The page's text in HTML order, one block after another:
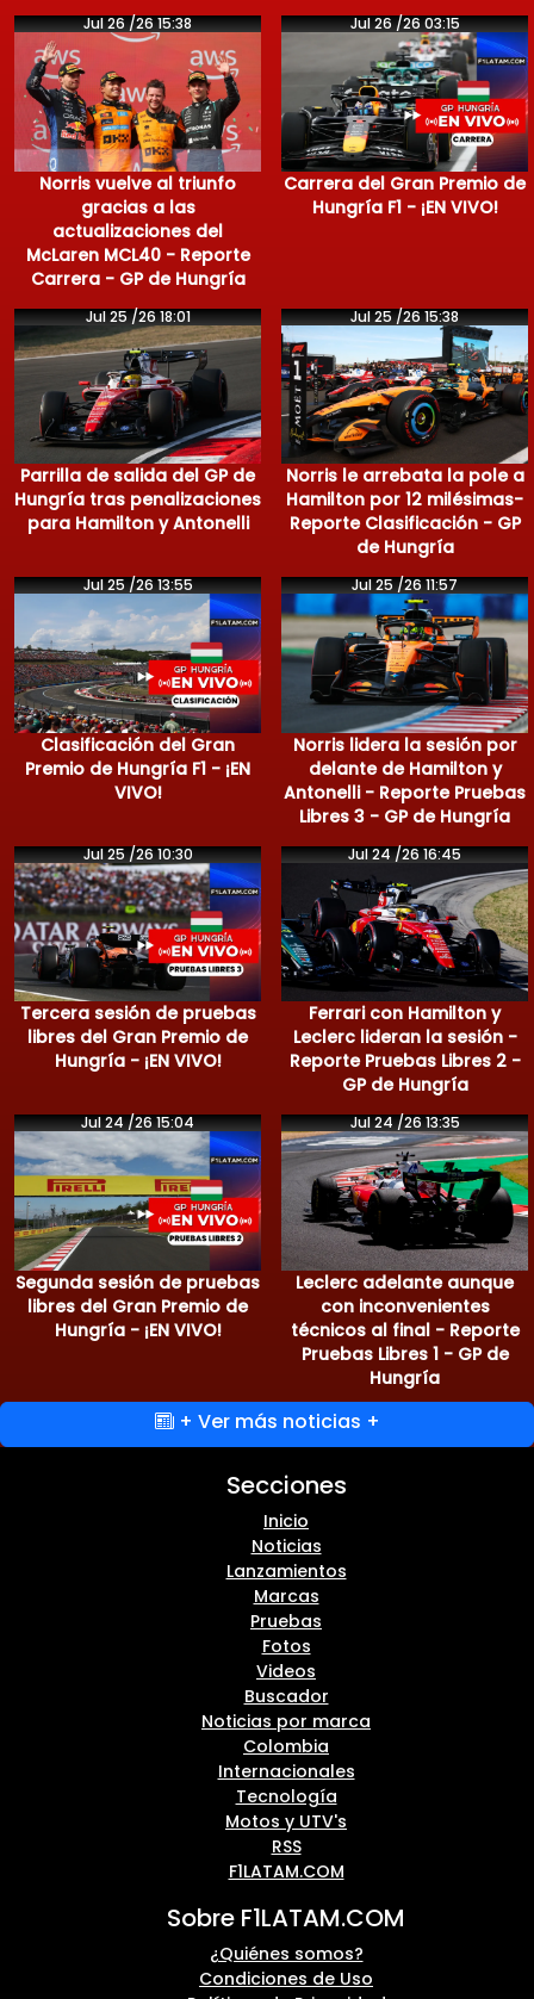
Jul 26 /26 15:38
Norris vuelve al triunfo
gracias a las
actualizaciones del
McLaren MCL40 - Reporte
Carrera - GP de Hungría
Jul 26 /26 03:15
Carrera del Gran Premio de
Hungría F1 - ¡EN VIVO!
Jul 25 /26 18:01
Parrilla de salida del GP de
Hungría tras penalizaciones
para Hamilton y Antonelli
Jul 25 /26 15:38
Norris le arrebata la pole a
Hamilton por 12 milésimas-
Reporte Clasificación - GP
de Hungría
Jul 25 /26 13:55
Clasificación del Gran
Premio de Hungría F1 - ¡EN
VIVO!
Jul 25 /26 11:57
Norris lidera la sesión por
delante de Hamilton y
Antonelli - Reporte Pruebas
Libres 3 - GP de Hungría
Jul 25 /26 10:30
Tercera sesión de pruebas
libres del Gran Premio de
Hungría - ¡EN VIVO!
Jul 24 /26 16:45
Ferrari con Hamilton y
Leclerc lideran la sesión -
Reporte Pruebas Libres 2 -
GP de Hungría
Jul 24 /26 15:04
Segunda sesión de pruebas
libres del Gran Premio de
Hungría - ¡EN VIVO!
Jul 24 /26 13:35
Leclerc adelante aunque
con inconvenientes
técnicos al final - Reporte
Pruebas Libres 1 - GP de
Hungría
+ Ver más noticias +
Secciones
Inicio
Noticias
Lanzamientos
Marcas
Pruebas
Fotos
Videos
Buscador
Noticias por marca
Colombia
Internacionales
Tecnología
Motos y UTV's
RSS
F1LATAM.COM
Sobre F1LATAM.COM
¿Quiénes somos?
Condiciones de Uso